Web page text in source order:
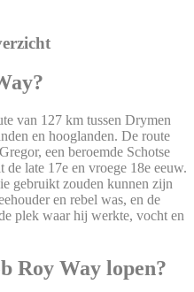
van 127 km tussen Drymen
en hooglanden. De route
een beroemde Schotse
late 17e en vroege 18e eeuw.
gebruikt zouden kunnen zijn
en rebel was, en de
plek waar hij werkte, vocht en
Roy Way lopen?